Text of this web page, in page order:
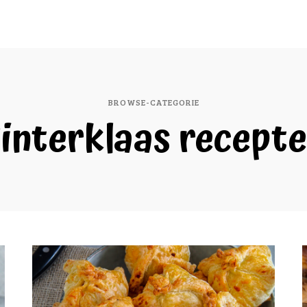
BROWSE-CATEGORIE